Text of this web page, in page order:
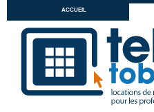
accueil